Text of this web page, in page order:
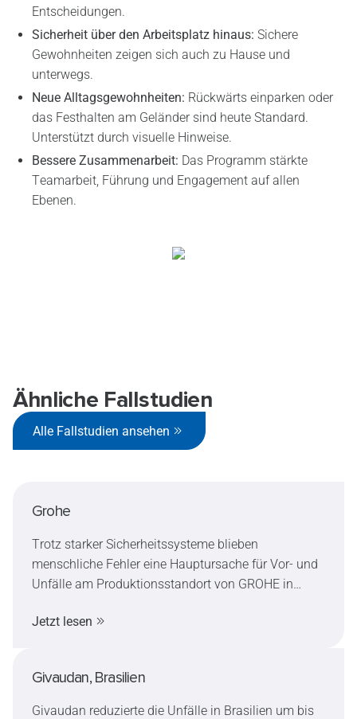
Entscheidungen.
Sicherheit über den Arbeitsplatz hinaus: Sichere
Gewohnheiten zeigen sich auch zu Hause und
unterwegs.
Neue Alltagsgewohnheiten: Rückwärts einparken oder
das Festhalten am Geländer sind heute Standard.
Unterstützt durch visuelle Hinweise.
Bessere Zusammenarbeit: Das Programm stärkte
Teamarbeit, Führung und Engagement auf allen
Ebenen.
Ähnliche Fallstudien
Alle Fallstudien ansehen
Grohe
Trotz starker Sicherheitssysteme blieben
menschliche Fehler eine Hauptursache für Vor- und
Unfälle am Produktionsstandort von GROHE in
und der damit eingehenden Verbesserung sicherer
niedrigste Unfallzahl seiner Geschichte.
Jetzt lesen
Givaudan, Brasilien
Givaudan reduzierte die Unfälle in Brasilien um bis